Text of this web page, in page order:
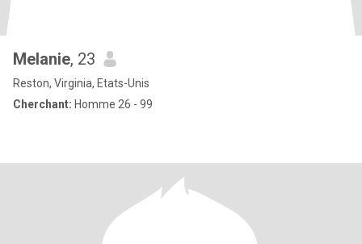
Melanie, 23
Reston, Virginia, Etats-Unis
Cherchant: Homme 26 - 99